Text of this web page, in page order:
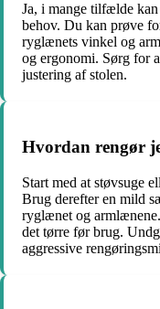
Ja, i mange tilfælde
behov. Du kan prøve
ryglænets vinkel og
og ergonomi. Sørg for
justering af stolen.
Hvordan rengør
Start med at støvsuge
Brug derefter en mild
ryglænet og
det tørre før brug.
aggressive